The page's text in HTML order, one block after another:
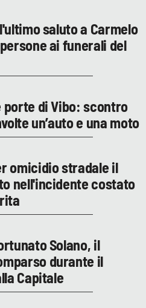
saluto a Carmelo
ai funerali del
porte di Vibo: scontro
un’auto e una moto
omicidio stradale il
nell'incidente costato
Solano, il
durante il
Capitale